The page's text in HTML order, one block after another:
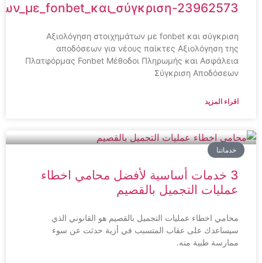
23962573
Αξιολόγηση στοιχημάτων με fonbet και σύγκριση
αποδόσεων για νέους παίκτες Αξιολόγηση της
Πλατφόρμας Fonbet Μέθοδοι Πληρωμής και Ασφάλεια
Σύγκριση Αποδόσεων
اقراء المزيد
خدماتنا
3 خدمات أساسية لأفضل محامي اخطاء
عمليات التجميل بالقصيم
محامي اخطاء عمليات التجميل بالقصيم هو القانوني الذي
سيساعدك على عقاب المتسبب في أزية حدثت عن سوء
ممارسة طبية منه.